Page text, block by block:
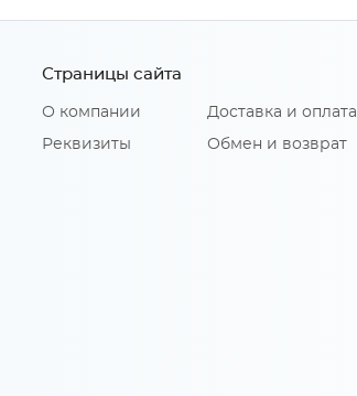
Страницы сайта
О компании
Реквизиты
Доставка и оплата
Обмен и возврат